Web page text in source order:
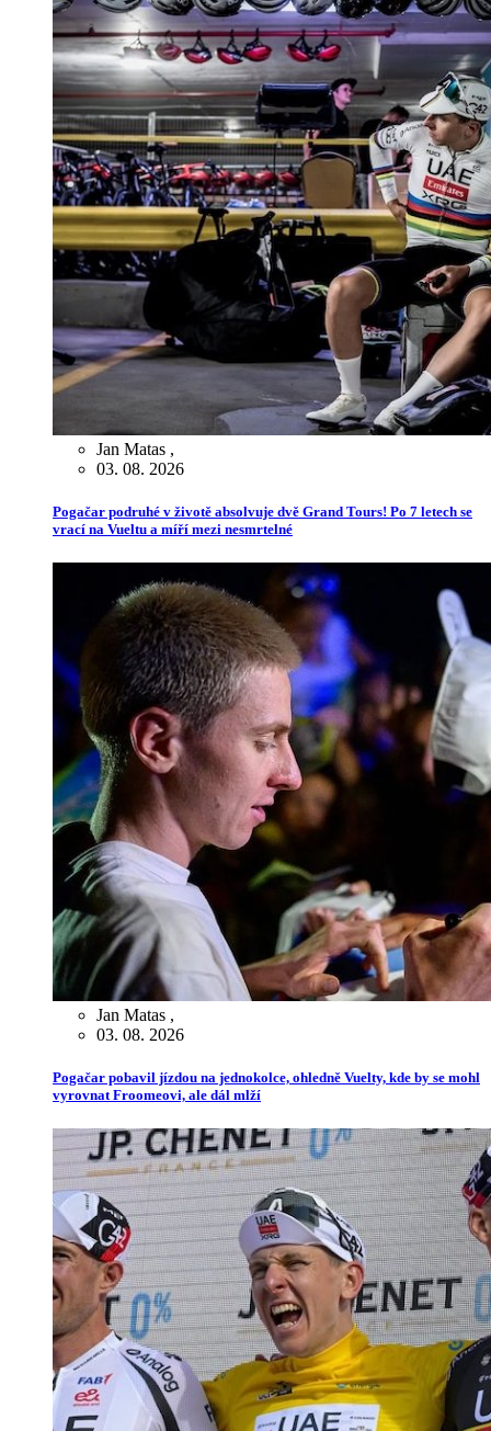
Jan Matas ,
03. 08. 2026
Pogačar podruhé v životě absolvuje dvě Grand Tours! Po 7 letech se
vrací na Vueltu a míří mezi nesmrtelné
Jan Matas ,
03. 08. 2026
Pogačar pobavil jízdou na jednokolce, ohledně Vuelty, kde by se mohl
vyrovnat Froomeovi, ale dál mlží